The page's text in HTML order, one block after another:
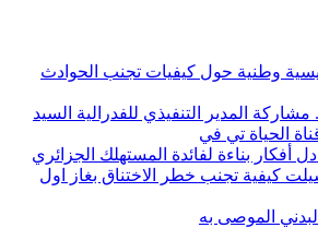
وطنية حول كيفيات تجنب الحوادث
مشاركة المدير التنفيذي للفدرالية السيد
الحياة تي في
أفكار بناءة لفائدة المستهلك الجزائري
كيفية تجنب خطر الاختناق بغاز اول
الموصى به